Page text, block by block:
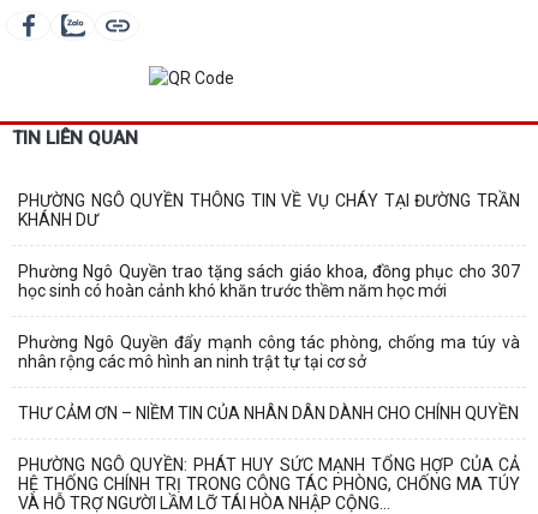
TIN LIÊN QUAN
PHƯỜNG NGÔ QUYỀN THÔNG TIN VỀ VỤ CHÁY TẠI ĐƯỜNG TRẦN
KHÁNH DƯ
Phường Ngô Quyền trao tặng sách giáo khoa, đồng phục cho 307
học sinh có hoàn cảnh khó khăn trước thềm năm học mới
Phường Ngô Quyền đẩy mạnh công tác phòng, chống ma túy và
nhân rộng các mô hình an ninh trật tự tại cơ sở
THƯ CẢM ƠN – NIỀM TIN CỦA NHÂN DÂN DÀNH CHO CHÍNH QUYỀN
PHƯỜNG NGÔ QUYỀN: PHÁT HUY SỨC MẠNH TỔNG HỢP CỦA CẢ
HỆ THỐNG CHÍNH TRỊ TRONG CÔNG TÁC PHÒNG, CHỐNG MA TÚY
VÀ HỖ TRỢ NGƯỜI LẦM LỠ TÁI HÒA NHẬP CỘNG...